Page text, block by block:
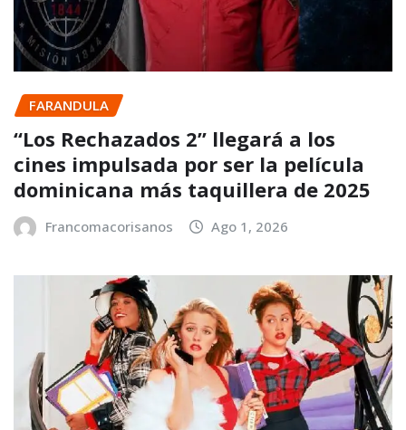
FARANDULA
“Los Rechazados 2” llegará a los
cines impulsada por ser la película
dominicana más taquillera de 2025
Francomacorisanos Ago 1, 2026